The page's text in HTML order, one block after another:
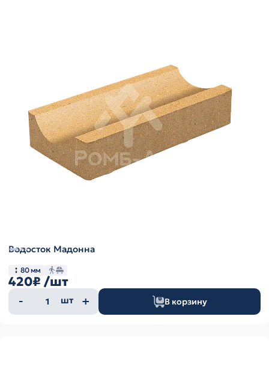
Водосток Мадонна
80 мм
420₽ /шт
Количество
товара
шт В корзину